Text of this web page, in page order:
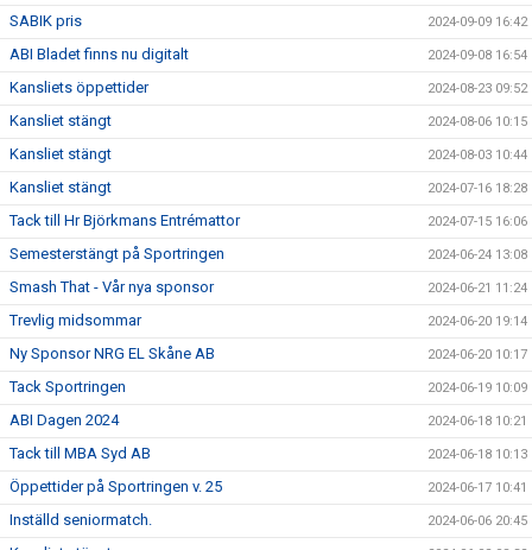
SABIK pris 2024-09-09 16:42
ABI Bladet finns nu digitalt 2024-09-08 16:54
Kansliets öppettider 2024-08-23 09:52
Kansliet stängt 2024-08-06 10:15
Kansliet stängt 2024-08-03 10:44
Kansliet stängt 2024-07-16 18:28
Tack till Hr Björkmans Entrémattor 2024-07-15 16:06
Semesterstängt på Sportringen 2024-06-24 13:08
Smash That - Vår nya sponsor 2024-06-21 11:24
Trevlig midsommar 2024-06-20 19:14
Ny Sponsor NRG EL Skåne AB 2024-06-20 10:17
Tack Sportringen 2024-06-19 10:09
ABI Dagen 2024 2024-06-18 10:21
Tack till MBA Syd AB 2024-06-18 10:13
Öppettider på Sportringen v. 25 2024-06-17 10:41
Inställd seniormatch. 2024-06-06 20:45